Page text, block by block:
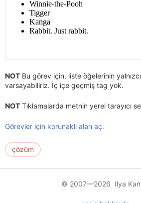
NOT Bu görev için, liste öğelerinin
varsayabiliriz. İç içe geçmiş tag yok.
NOT Tıklamalarda metnin yerel tarayıcı
Görevler için korunaklı alan aç.
çözüm
© 2007—2026 Ilya